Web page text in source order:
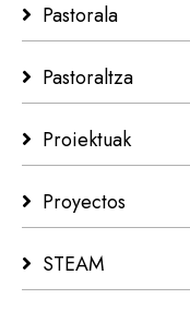
Pastorala
Pastoraltza
Proiektuak
Proyectos
STEAM